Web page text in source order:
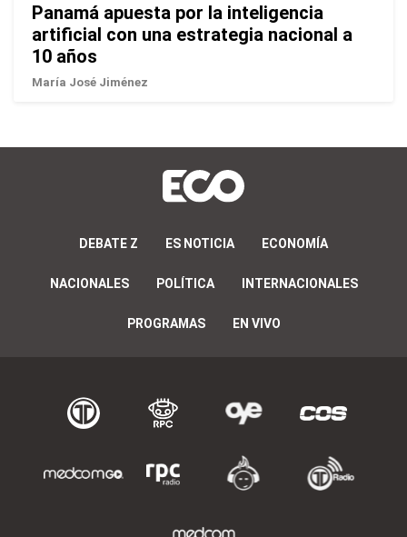
Panamá apuesta por la inteligencia
artificial con una estrategia nacional a
10 años
María José Jiménez
DEBATE Z ES NOTICIA ECONOMÍA
NACIONALES POLÍTICA INTERNACIONALES
PROGRAMAS EN VIVO